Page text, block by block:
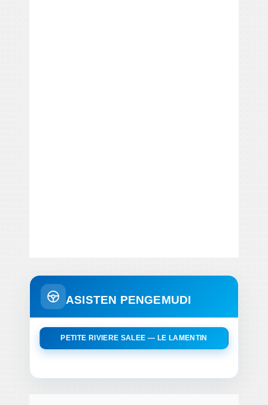
ASISTEN PENGEMUDI
PETITE RIVIERE SALEE — LE LAMENTIN